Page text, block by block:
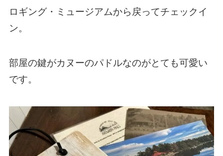
ロギング・ミュージアムから戻ってチェックイ
ン。
部屋の鍵がカヌーのパドルなのがとても可愛い
です。